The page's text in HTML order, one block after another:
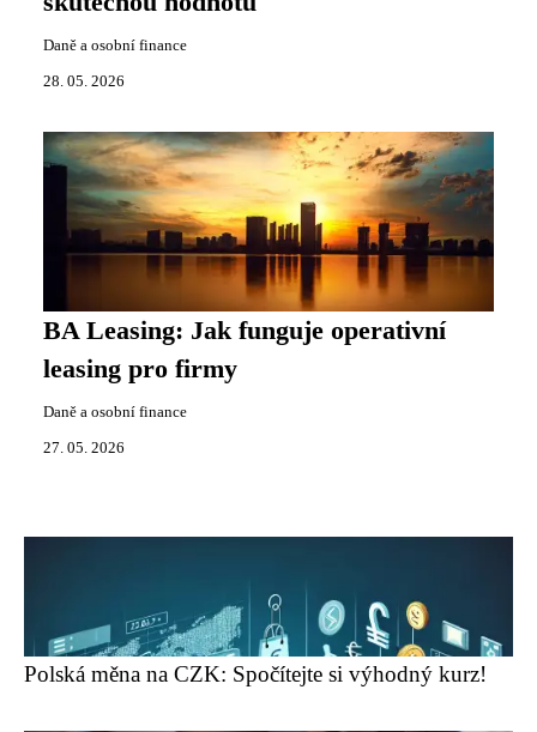
Daně a osobní finance
28. 05. 2026
BA Leasing: Jak funguje operativní
leasing pro firmy
Daně a osobní finance
27. 05. 2026
Polská měna na CZK: Spočítejte si výhodný kurz!